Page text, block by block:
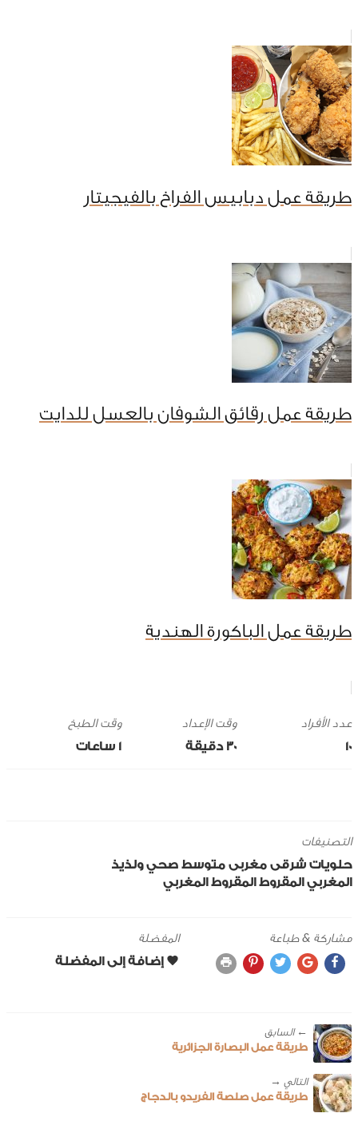
طريقة عمل دبابيس الفراخ بالفيجيتار
طريقة عمل رقائق الشوفان بالعسل للدايت
طريقة عمل الباكورة الهندية
10
وقت الإعداد
30 ‎دقيقة
وقت الطبخ
1 ساعات
التصنيفات
حلويات شرقى مغربى متوسط صحي ولذيذ
المغربي المقروط المقروط المغربي
مشاركة & طباعة المفضلة
← ‎السابق
طريقة عمل البصارة الجزائرية
طريقة عمل صلصة الفريدو بالدجاج